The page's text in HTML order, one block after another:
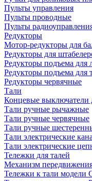
Пульты управления
Пульты проводные
Пульты
Редукторы
Мотор-редукторы для
Редукторы для
Редукторы подъема для
Редукторы подъема для
Редукторы червячные
Тали
Концевые выключатели
Тали ручные рычажные
Тали ручные червячные
Тали ручные
Тали электрические
Тали электрические
Тележки для талей
Механизм
Тележки к тали модели